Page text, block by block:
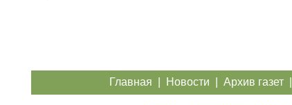
Главная Новости Архив газет|